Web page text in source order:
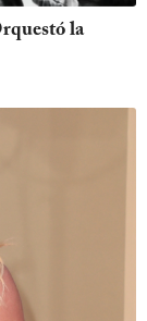
la